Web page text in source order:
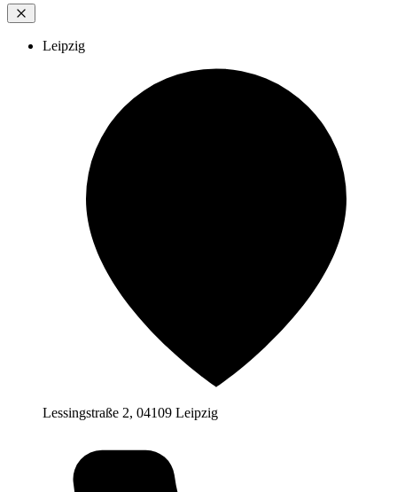
Leipzig
Lessingstraße 2, 04109 Leipzig